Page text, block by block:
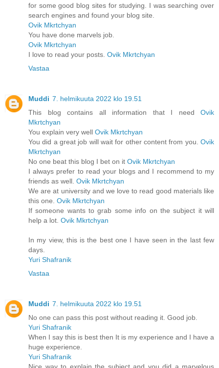
for some good blog sites for studying. I was searching over
search engines and found your blog site.
Ovik Mkrtchyan
You have done marvels job.
Ovik Mkrtchyan
I love to read your posts. Ovik Mkrtchyan
Vastaa
Muddi 7. helmikuuta 2022 klo 19.51
This blog contains all information that I need Ovik
Mkrtchyan
You explain very well Ovik Mkrtchyan
You did a great job will wait for other content from you. Ovik
Mkrtchyan
No one beat this blog I bet on it Ovik Mkrtchyan
I always prefer to read your blogs and I recommend to my
friends as well. Ovik Mkrtchyan
We are at university and we love to read good materials like
this one. Ovik Mkrtchyan
If someone wants to grab some info on the subject it will
help a lot. Ovik Mkrtchyan
In my view, this is the best one I have seen in the last few
days.
Yuri Shafranik
Vastaa
Muddi 7. helmikuuta 2022 klo 19.51
No one can pass this post without reading it. Good job.
Yuri Shafranik
When I say this is best then It is my experience and I have a
huge experience.
Yuri Shafranik
Nice way to explain the subject and you did a marvelous